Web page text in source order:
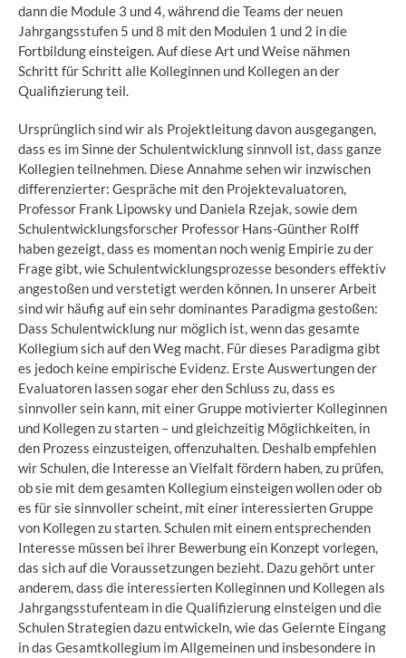
dann die Module 3 und 4, während die Teams der neuen
Jahrgangsstufen 5 und 8 mit den Modulen 1 und 2 in die
Fortbildung einsteigen. Auf diese Art und Weise nähmen
Schritt für Schritt alle Kolleginnen und Kollegen an der
Qualifizierung teil.
Ursprünglich sind wir als Projektleitung davon ausgegangen,
dass es im Sinne der Schulentwicklung sinnvoll ist, dass ganze
Kollegien teilnehmen. Diese Annahme sehen wir inzwischen
differenzierter: Gespräche mit den Projektevaluatoren,
Professor Frank Lipowsky und Daniela Rzejak, sowie dem
Schulentwicklungsforscher Professor Hans-Günther Rolff
haben gezeigt, dass es momentan noch wenig Empirie zu der
Frage gibt, wie Schulentwicklungsprozesse besonders effektiv
angestoßen und verstetigt werden können. In unserer Arbeit
sind wir häufig auf ein sehr dominantes Paradigma gestoßen:
Dass Schulentwicklung nur möglich ist, wenn das gesamte
Kollegium sich auf den Weg macht. Für dieses Paradigma gibt
es jedoch keine empirische Evidenz. Erste Auswertungen der
Evaluatoren lassen sogar eher den Schluss zu, dass es
sinnvoller sein kann, mit einer Gruppe motivierter Kolleginnen
und Kollegen zu starten – und gleichzeitig Möglichkeiten, in
den Prozess einzusteigen, offenzuhalten. Deshalb empfehlen
wir Schulen, die Interesse an Vielfalt fördern haben, zu prüfen,
ob sie mit dem gesamten Kollegium einsteigen wollen oder ob
es für sie sinnvoller scheint, mit einer interessierten Gruppe
von Kollegen zu starten. Schulen mit einem entsprechenden
Interesse müssen bei ihrer Bewerbung ein Konzept vorlegen,
das sich auf die Voraussetzungen bezieht. Dazu gehört unter
anderem, dass die interessierten Kolleginnen und Kollegen als
Jahrgangsstufenteam in die Qualifizierung einsteigen und die
Schulen Strategien dazu entwickeln, wie das Gelernte Eingang
in das Gesamtkollegium im Allgemeinen und insbesondere in